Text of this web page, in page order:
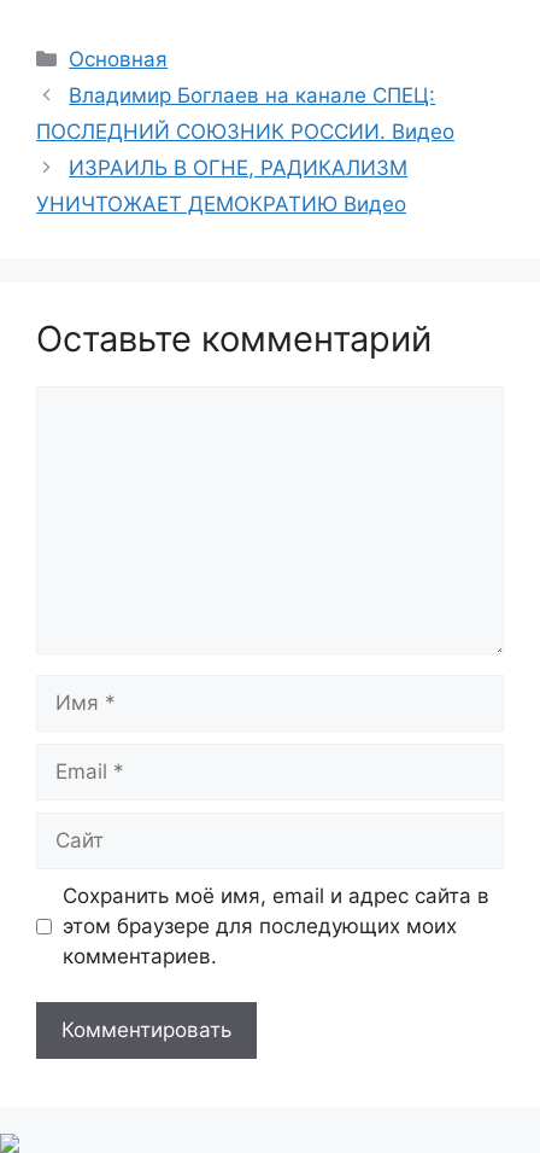
Рубрики
Основная
Владимир Боглаев на канале СПЕЦ:
ПОСЛЕДНИЙ СОЮЗНИК РОССИИ. Видео
ИЗРАИЛЬ В ОГНЕ, РАДИКАЛИЗМ
УНИЧТОЖАЕТ ДЕМОКРАТИЮ Видео
Оставьте комментарий
Сохранить моё имя, email и адрес сайта в
этом браузере для последующих моих
комментариев.